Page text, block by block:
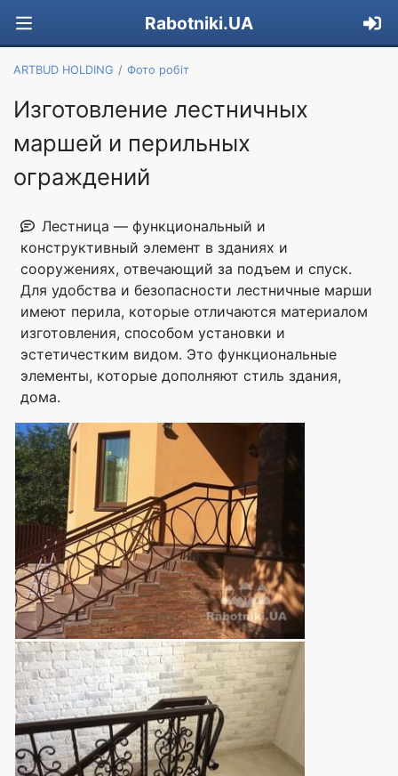
Rabotniki.UA
ARTBUD HOLDING Фото робіт
Изготовление лестничных
маршей и перильных
ограждений
Лестница — функциональный и
конструктивный элемент в зданиях и
сооружениях, отвечающий за подъем и спуск.
Для удобства и безопасности лестничные марши
имеют перила, которые отличаются материалом
изготовления, способом установки и
эстетичестким видом. Это функциональные
элементы, которые дополняют стиль здания,
дома.